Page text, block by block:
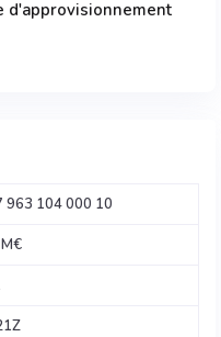
d'approvisionnement
963 104 000 10